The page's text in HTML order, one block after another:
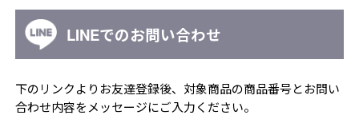
LINEでのお問い合わせ
下のリンクよりお友達登録後、対象商品の商品番号とお問い
合わせ内容をメッセージにご入力ください。